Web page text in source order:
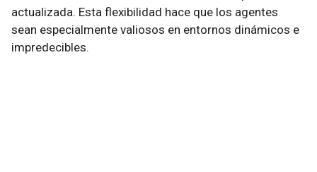
actualizada. Esta flexibilidad hace que los agentes
sean especialmente valiosos en entornos dinámicos e
impredecibles.